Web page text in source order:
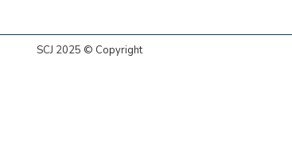
SCJ 2025 © Copyright